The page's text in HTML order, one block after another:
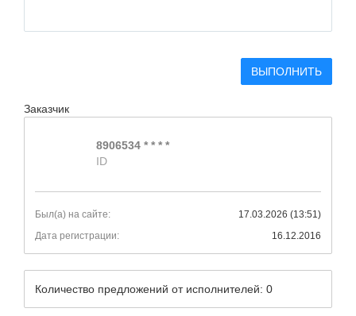
ВЫПОЛНИТЬ
Заказчик
8906534 * * * *
ID
Был(а) на сайте:
17.03.2026 (13:51)
Дата регистрации:
16.12.2016
Количество предложений от исполнителей: 0